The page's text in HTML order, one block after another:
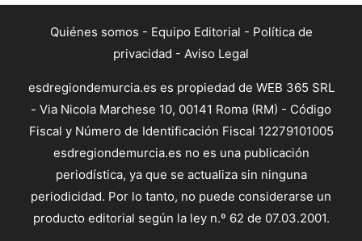
Quiénes somos - Equipo Editorial - Política de
privacidad - Aviso Legal
esdregiondemurcia.es es propiedad de WEB 365 SRL
- Via Nicola Marchese 10, 00141 Roma (RM) - Código
Fiscal y Número de Identificación Fiscal 12279101005
esdregiondemurcia.es no es una publicación
periodística, ya que se actualiza sin ninguna
periodicidad. Por lo tanto, no puede considerarse un
producto editorial según la ley n.º 62 de 07.03.2001.